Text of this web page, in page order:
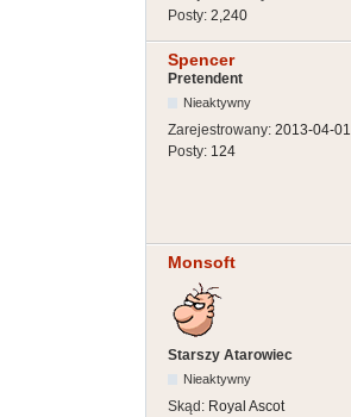
Posty: 2,240
Spencer
Pretendent
Nieaktywny
Zarejestrowany: 2013-04-01
Posty: 124
Monsoft
Starszy Atarowiec
Nieaktywny
Skąd: Royal Ascot